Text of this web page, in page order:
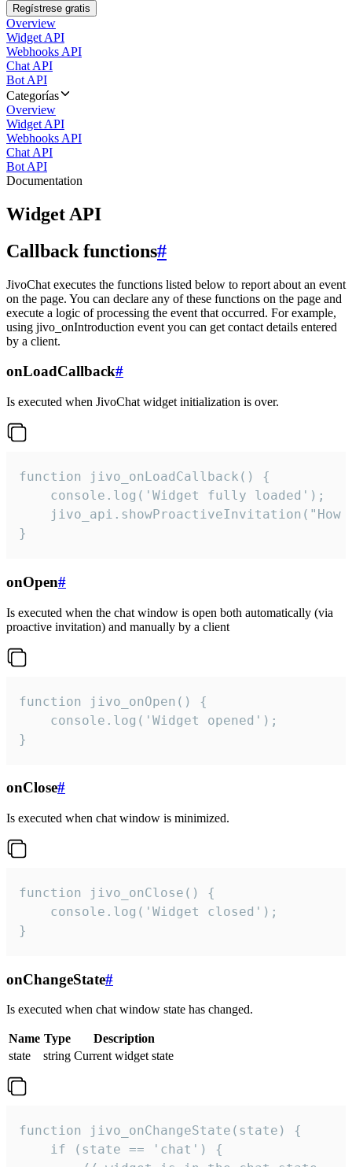
Regístrese gratis
Overview
Widget API
Webhooks API
Chat API
Bot API
Categorías
Overview
Widget API
Webhooks API
Chat API
Bot API
Documentation
Widget API
Callback functions#
JivoChat executes the functions listed below to report about an event
on the page. You can declare any of these functions on the page and
execute a logic of processing the event that occurred. For example,
using jivo_onIntroduction event you can get contact details entered
by a client.
onLoadCallback#
Is executed when JivoChat widget initialization is over.
function jivo_onLoadCallback() {
    console.log('Widget fully loaded');
jivo_api.showProactiveInvitation("How
}
onOpen#
Is executed when the chat window is open both automatically (via
proactive invitation) and manually by a client
function jivo_onOpen() {
    console.log('Widget opened');
}
onClose#
Is executed when chat window is minimized.
function jivo_onClose() {
    console.log('Widget closed');
}
onChangeState#
Is executed when chat window state has changed.
Name Type
Description
state
string Current widget state
function jivo_onChangeState(state) {
    if (state == 'chat') {